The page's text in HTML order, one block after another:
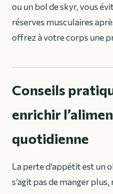
ou un bol de skyr, vous
réserves musculaires
offrez à votre corps une
Conseils
enrichir
quotidienne
La perte d’appétit est un
s’agit pas de manger